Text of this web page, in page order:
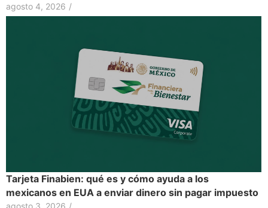
agosto 4, 2026 /
Tarjeta Finabien: qué es y cómo ayuda a los
mexicanos en EUA a enviar dinero sin pagar impuesto
agosto 3, 2026 /